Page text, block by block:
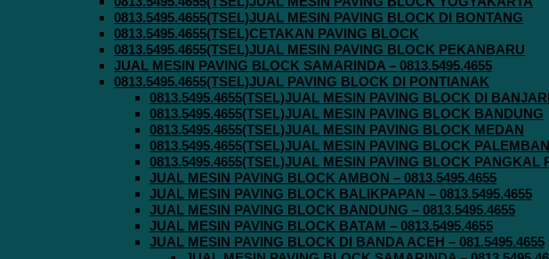
0813.5495.4655(TSEL)JUAL MESIN PAVING BLOCK DI BONTANG
0813.5495.4655(TSEL)CETAKAN PAVING BLOCK
0813.5495.4655(TSEL)JUAL MESIN PAVING BLOCK PEKANBARU
JUAL MESIN PAVING BLOCK SAMARINDA – 0813.5495.4655
0813.5495.4655(TSEL)JUAL PAVING BLOCK DI PONTIANAK
0813.5495.4655(TSEL)JUAL MESIN PAVING BLOCK DI
0813.5495.4655(TSEL)JUAL MESIN PAVING BLOCK BANDUNG
0813.5495.4655(TSEL)JUAL MESIN PAVING BLOCK MEDAN
0813.5495.4655(TSEL)JUAL MESIN PAVING BLOCK
0813.5495.4655(TSEL)JUAL MESIN PAVING BLOCK PANGKAL
JUAL MESIN PAVING BLOCK AMBON – 0813.5495.4655
JUAL MESIN PAVING BLOCK BALIKPAPAN – 0813.5495.4655
JUAL MESIN PAVING BLOCK BANDUNG – 0813.5495.4655
JUAL MESIN PAVING BLOCK BATAM – 0813.5495.4655
JUAL MESIN PAVING BLOCK DI BANDA ACEH – 081.5495.4655